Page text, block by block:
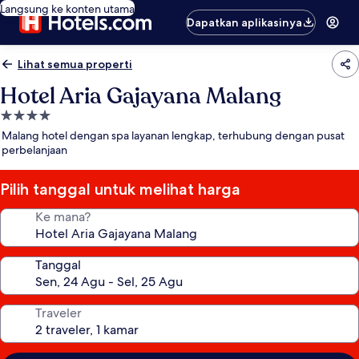
Langsung ke konten utama
Dapatkan aplikasinya
Lihat semua properti
Hotel Aria Gajayana Malang
Properti
bintang
4.0
Malang hotel dengan spa layanan lengkap, terhubung dengan pusat
perbelanjaan
Pilih tanggal untuk melihat harga
Ke mana?
Tanggal
Traveler